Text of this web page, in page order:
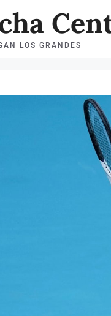
LOS GRANDES